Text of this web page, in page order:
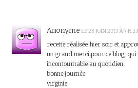
Anonyme LE 28 JUIN 2013 À 7 H
recette réalisée hier soir et
un grand merci pour ce blog, qui
incontournable au quotidien.
bonne journée
virginie